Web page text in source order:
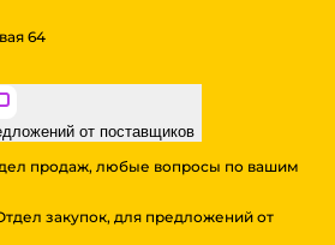
64
от поставщиков
продаж, любые вопросы по вашим
закупок, для предложений от